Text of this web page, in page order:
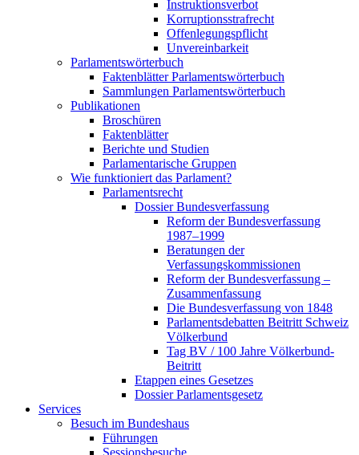
Instruktionsverbot
Korruptionsstrafrecht
Offenlegungspflicht
Unvereinbarkeit
Parlamentswörterbuch
Faktenblätter Parlamentswörterbuch
Sammlungen Parlamentswörterbuch
Publikationen
Broschüren
Faktenblätter
Berichte und Studien
Parlamentarische Gruppen
Wie funktioniert das Parlament?
Parlamentsrecht
Dossier Bundesverfassung
Reform der Bundesverfassung
1987–1999
Beratungen der
Verfassungskommissionen
Reform der Bundesverfassung –
Zusammenfassung
Die Bundesverfassung von 1848
Parlamentsdebatten Beitritt Schweiz
Völkerbund
Tag BV / 100 Jahre Völkerbund-
Beitritt
Etappen eines Gesetzes
Dossier Parlamentsgesetz
Services
Besuch im Bundeshaus
Führungen